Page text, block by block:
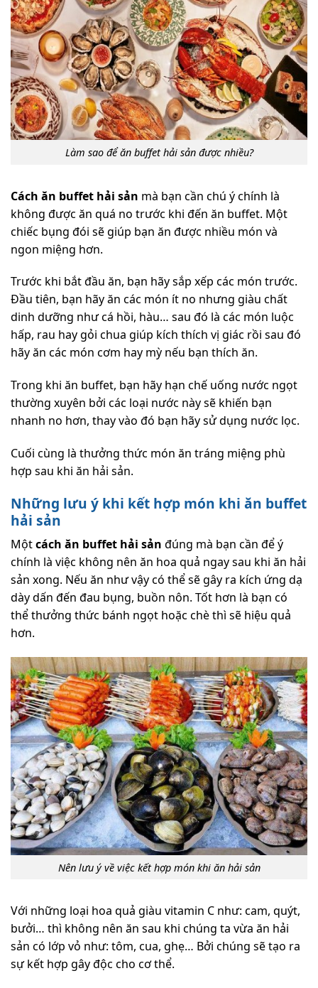
Làm sao để ăn buffet hải sản được nhiều?
Cách ăn buffet hải sản mà bạn cần chú ý chính là
không được ăn quá no trước khi đến ăn buffet. Một
chiếc bụng đói sẽ giúp bạn ăn được nhiều món và
ngon miệng hơn.
Trước khi bắt đầu ăn, bạn hãy sắp xếp các món trước.
Đầu tiên, bạn hãy ăn các món ít no nhưng giàu chất
dinh dưỡng như cá hồi, hàu… sau đó là các món luộc
hấp, rau hay gỏi chua giúp kích thích vị giác rồi sau đó
hãy ăn các món cơm hay mỳ nếu bạn thích ăn.
Trong khi ăn buffet, bạn hãy hạn chế uống nước ngọt
thường xuyên bởi các loại nước này sẽ khiến bạn
nhanh no hơn, thay vào đó bạn hãy sử dụng nước lọc.
Cuối cùng là thưởng thức món ăn tráng miệng phù
hợp sau khi ăn hải sản.
Những lưu ý khi kết hợp món khi ăn buffet
hải sản
Mộtcách ăn buffet hải sản đúng mà bạn cần để ý
chính là việc không nên ăn hoa quả ngay sau khi ăn hải
sản xong. Nếu ăn như vậy có thể sẽ gây ra kích ứng dạ
dày dấn đến đau bụng, buồn nôn. Tốt hơn là bạn có
thể thưởng thức bánh ngọt hoặc chè thì sẽ hiệu quả
hơn.
Nên lưu ý về việc kết hợp món khi ăn hải sản
Với những loại hoa quả giàu vitamin C như: cam, quýt,
bưởi… thì không nên ăn sau khi chúng ta vừa ăn hải
sản có lớp vỏ như: tôm, cua, ghẹ… Bởi chúng sẽ tạo ra
sự kết hợp gây độc cho cơ thể.